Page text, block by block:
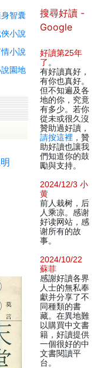
智囊
小說
小說
園地
搜尋好讀 -
Google
好讀第25年
了 。
有好讀真好，
有你也真好。
但不知遍及各
地的你，究竟
有多少。若你
從未或很久沒
贊助過好讀，
請按這裡 ，贊
助好讀也讓我
們知道你的鼓
勵與支持。
2024/12/3 小
黄
前人栽树，后
人乘凉。感谢
好读网站，感
谢所有的故
事。
2024/10/22
蘇菲
感謝好讀各界
人士的無私奉
獻并分享了不
同種類的書
藏。在異地難
以購買中文書
籍，好讀提供
一個很好的中
文書閱讀平
台。